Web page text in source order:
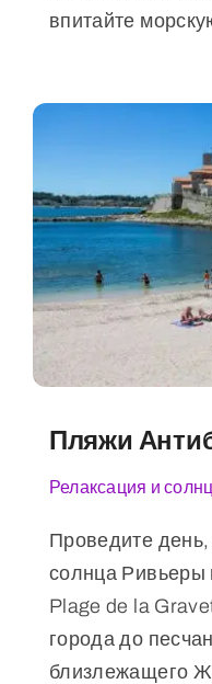
впитайте
Пляжи
Релаксация и
Проведите день,
солнца Ривьеры
Plage de la
города до
близлежащего